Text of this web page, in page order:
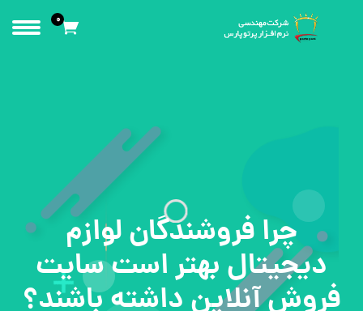
0
چرا فروشندگان لوازم
دیجیتال بهتر است سایت
فروش آنلاین داشته باشند؟